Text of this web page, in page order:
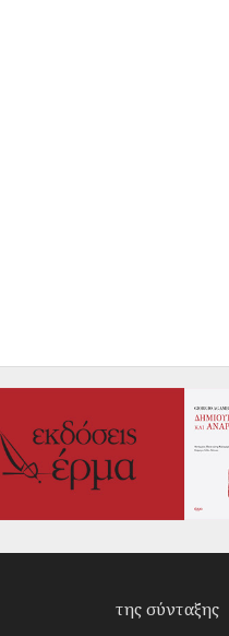
της σύνταξης